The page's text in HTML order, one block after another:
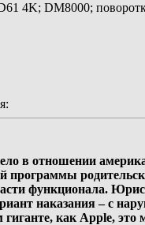
4K; DM8000;
:
в отношении
функционала.
наказания – с
как Apple,